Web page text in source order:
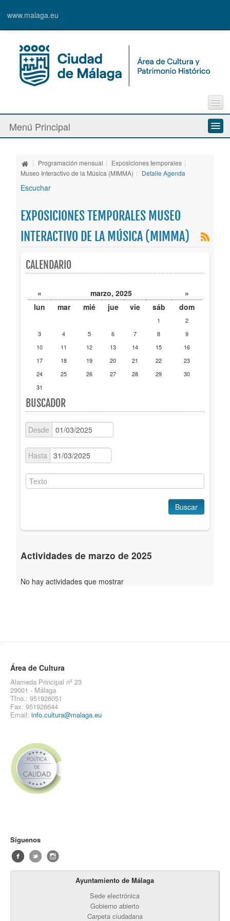
www.malaga.eu
Contacto
Quejas y Sugerencias
Menú Principal
Espacios culturales
Banda Municipal de Música
Publicaciones
Trámites
Newsletter
| Programación mensual | Exposiciones temporales |
Museo Interactivo de la Música (MIMMA) | Detalle Agenda
Escuchar
EXPOSICIONES TEMPORALES MUSEO
INTERACTIVO DE LA MÚSICA (MIMMA)
CALENDARIO
« marzo, 2025
»
lun
mar mié jue vie sáb dom
1
2
3
4 5 6 7 8
9
10
11 12 13 14 15
16
17
18 19 20 21 22
23
24
25 26 27 28 29
30
31
BUSCADOR
Desde
Hasta
Buscar
Actividades de marzo de 2025
No hay actividades que mostrar
Área de Cultura
Alameda Principal nº 23
29001 - Málaga
Tfno.: 951926051
Fax: 951926644
Email: info.cultura@malaga.eu
Síguenos
Ayuntamiento de Málaga
Sede electrónica
Gobierno abierto
Carpeta ciudadana